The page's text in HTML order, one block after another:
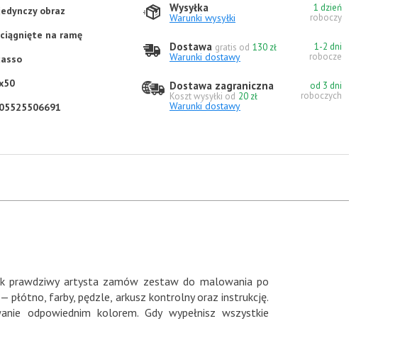
obraz
na ramę
Wysyłka
Warunki wysyłki
1 dzień
roboczy
Dostawa gratis od 130 zł
Warunki dostawy
1-2 dni
robocze
Dostawa zagraniczna
Koszt wysyłki od 20 zł
Warunki dostawy
od 3 dni
roboczych
prawdziwy artysta zamów zestaw do malowania po
płótno, farby, pędzle, arkusz kontrolny oraz instrukcję.
odpowiednim kolorem. Gdy wypełnisz wszystkie